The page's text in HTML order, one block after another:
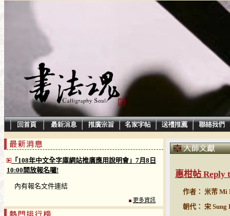
「108年中文全字庫網站推廣應用說明會」7月8日
10:00開放報名囉!
內有報名文件連結
更多資訊
惠柑帖 Reply
作者： 米芾 Mi
朝代： 宋 Sung